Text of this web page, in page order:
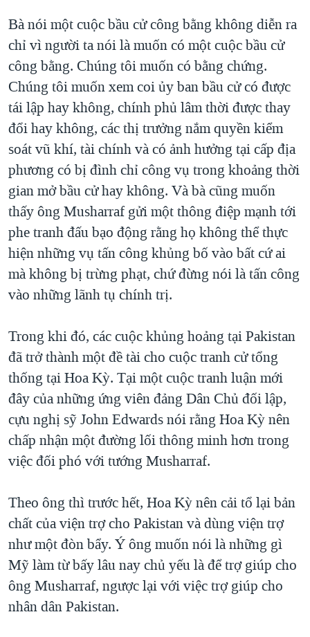
Bà nói một cuộc bầu cử công bằng không diễn ra
chỉ vì người ta nói là muốn có một cuộc bầu cử
công bằng. Chúng tôi muốn có bằng chứng.
Chúng tôi muốn xem coi ủy ban bầu cử có được
tái lập hay không, chính phủ lâm thời được thay
đổi hay không, các thị trưởng nắm quyền kiểm
soát vũ khí, tài chính và có ảnh hưởng tại cấp địa
phương có bị đình chỉ công vụ trong khoảng thời
gian mở bầu cử hay không. Và bà cũng muốn
thấy ông Musharraf gửi một thông điệp mạnh tới
phe tranh đấu bạo động rằng họ không thể thực
hiện những vụ tấn công khủng bố vào bất cứ ai
mà không bị trừng phạt, chứ đừng nói là tấn công
vào những lãnh tụ chính trị.
Trong khi đó, các cuộc khủng hoảng tại Pakistan
đã trở thành một đề tài cho cuộc tranh cử tổng
thống tại Hoa Kỳ. Tại một cuộc tranh luận mới
đây của những ứng viên đảng Dân Chủ đối lập,
cựu nghị sỹ John Edwards nói rằng Hoa Kỳ nên
chấp nhận một đường lối thông minh hơn trong
việc đối phó với tướng Musharraf.
Theo ông thì trước hết, Hoa Kỳ nên cải tổ lại bản
chất của viện trợ cho Pakistan và dùng viện trợ
như một đòn bẩy. Ý ông muốn nói là những gì
Mỹ làm từ bấy lâu nay chủ yếu là để trợ giúp cho
ông Musharraf, ngược lại với việc trợ giúp cho
nhân dân Pakistan.